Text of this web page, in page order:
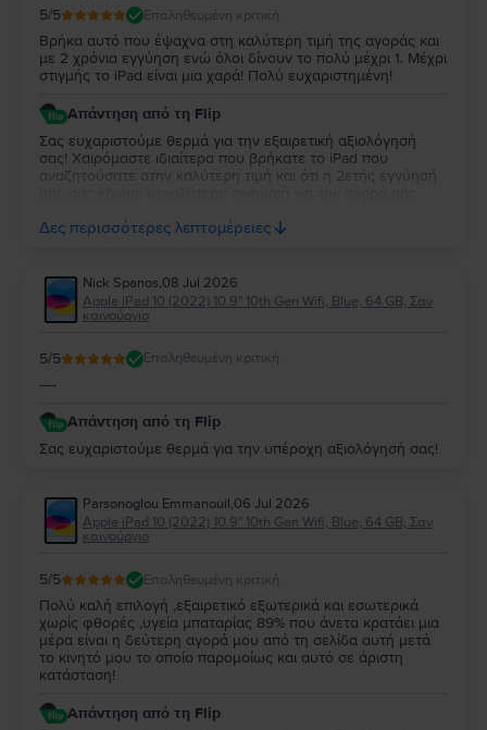
5/5 Επαληθευμένη κριτική
Βρήκα αυτό που έψαχνα στη καλύτερη τιμή της αγοράς και
με 2 χρόνια εγγύηση ενώ όλοι δίνουν το πολύ μέχρι 1. Μέχρι
στιγμής το iPad είναι μια χαρά! Πολύ ευχαριστημένη!
Απάντηση από τη Flip
Σας ευχαριστούμε θερμά για την εξαιρετική αξιολόγησή
σας! Χαιρόμαστε ιδιαίτερα που βρήκατε το iPad που
αναζητούσατε στην καλύτερη τιμή και ότι η 2ετής εγγύησή
να την απολαύσετε για πολύ καιρό.
Δες περισσότερες λεπτομέρειες
Nick Spanos,08 Jul 2026
Apple iPad 10 (2022) 10.9" 10th Gen Wifi, Blue, 64 GB, Σαν
καινούργιο
5/5 Επαληθευμένη κριτική
----
Απάντηση από τη Flip
Σας ευχαριστούμε θερμά για την υπέροχη αξιολόγησή σας!
Parsonoglou Emmanouil,06 Jul 2026
Apple iPad 10 (2022) 10.9" 10th Gen Wifi, Blue, 64 GB, Σαν
καινούργιο
5/5 Επαληθευμένη κριτική
Πολύ καλή επιλογή ,εξαιρετικό εξωτερικά και εσωτερικά
χωρίς φθορές ,υγεία μπαταρίας 89% που άνετα κρατάει μια
μέρα είναι η δεύτερη αγορά μου από τη σελίδα αυτή μετά
το κινητό μου το οποίο παρομοίως και αυτό σε άριστη
κατάσταση!
Απάντηση από τη Flip